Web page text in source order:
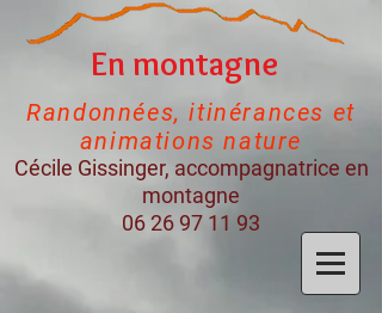
En montagne
Randonnées, itinérances et
animations nature
Cécile Gissinger, accompagnatrice en
montagne
06 26 97 11 93